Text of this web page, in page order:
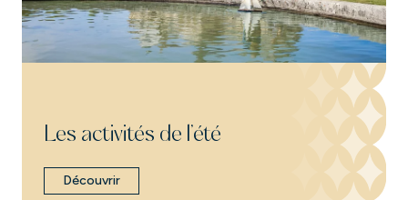
Les activités de l’été
Découvrir